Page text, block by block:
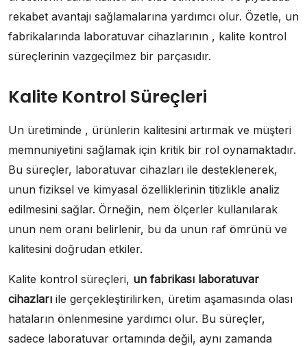
rekabet avantajı sağlamalarına yardımcı olur. Özetle, un
fabrikalarında laboratuvar cihazlarının , kalite kontrol
süreçlerinin vazgeçilmez bir parçasıdır.
Kalite Kontrol Süreçleri
Un üretiminde , ürünlerin kalitesini artırmak ve müşteri
memnuniyetini sağlamak için kritik bir rol oynamaktadır.
Bu süreçler, laboratuvar cihazları ile desteklenerek,
unun fiziksel ve kimyasal özelliklerinin titizlikle analiz
edilmesini sağlar. Örneğin, nem ölçerler kullanılarak
unun nem oranı belirlenir, bu da unun raf ömrünü ve
kalitesini doğrudan etkiler.
Kalite kontrol süreçleri, un fabrikası laboratuvar
cihazları ile gerçekleştirilirken, üretim aşamasında olası
hataların önlenmesine yardımcı olur. Bu süreçler,
sadece laboratuvar ortamında değil, aynı zamanda